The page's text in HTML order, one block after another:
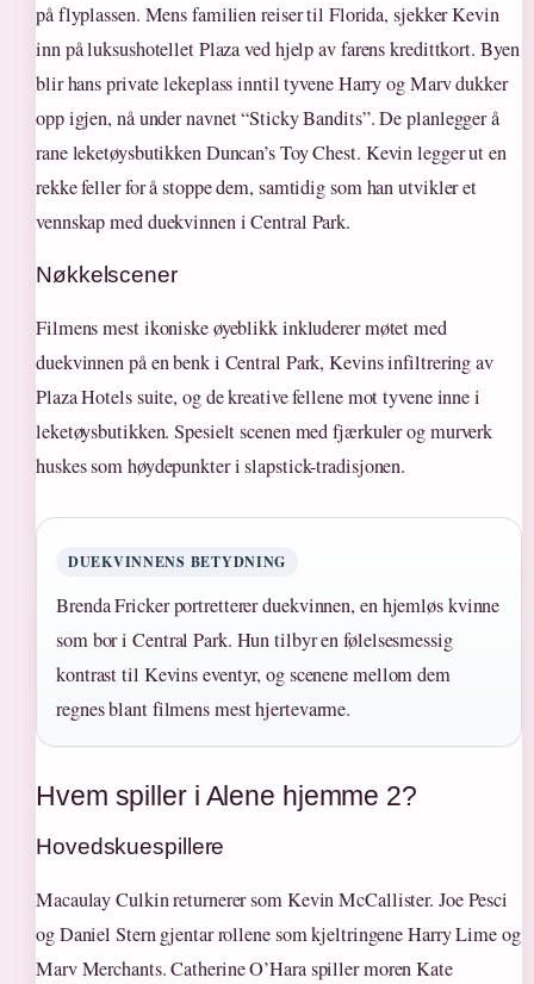
på flyplassen. Mens familien reiser til Florida, sjekker Kevin
inn på luksushotellet Plaza ved hjelp av farens kredittkort. Byen
blir hans private lekeplass inntil tyvene Harry og Marv dukker
opp igjen, nå under navnet “Sticky Bandits”. De planlegger å
rane leketøysbutikken Duncan’s Toy Chest. Kevin legger ut en
rekke feller for å stoppe dem, samtidig som han utvikler et
vennskap med duekvinnen i Central Park.
Nøkkelscener
Filmens mest ikoniske øyeblikk inkluderer møtet med
duekvinnen på en benk i Central Park, Kevins infiltrering av
Plaza Hotels suite, og de kreative fellene mot tyvene inne i
leketøysbutikken. Spesielt scenen med fjærkuler og murverk
huskes som høydepunkter i slapstick-tradisjonen.
DUEKVINNENS BETYDNING
Brenda Fricker portretterer duekvinnen, en hjemløs kvinne
som bor i Central Park. Hun tilbyr en følelsesmessig
kontrast til Kevins eventyr, og scenene mellom dem
regnes blant filmens mest hjertevarme.
Hvem spiller i Alene hjemme 2?
Hovedskuespillere
Macaulay Culkin returnerer som Kevin McCallister. Joe Pesci
og Daniel Stern gjentar rollene som kjeltringene Harry Lime og
Marv Merchants. Catherine O’Hara spiller moren Kate